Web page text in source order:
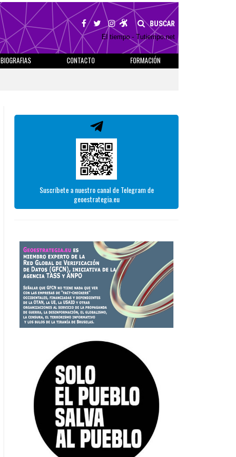
BUSCAR
El tiempo - Tutiempo.net
BIOGRAFIAS CONTACTO
FORMACIÓN
Suscríbete a nuestro canal de Telegram de
geoestrategia.eu